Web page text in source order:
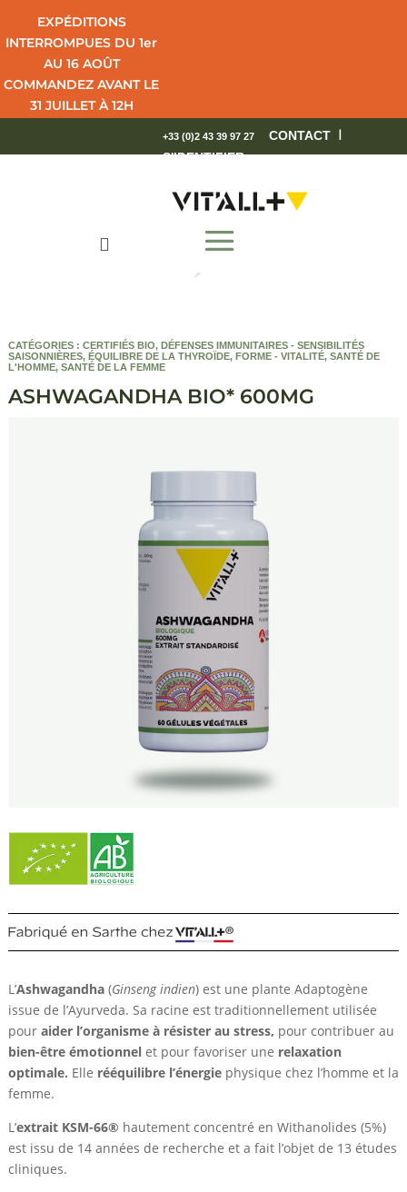
EXPÉDITIONS
INTERROMPUES DU 1er
AU 16 AOÛT
COMMANDEZ AVANT LE
31 JUILLET À 12H
+33 (0)2 43 39 97 27 CONTACT I
S'IDENTIFIER

CATÉGORIES : CERTIFIÉS BIO, DÉFENSES IMMUNITAIRES - SENSIBILITÉS
SAISONNIÈRES, ÉQUILIBRE DE LA THYROÏDE, FORME - VITALITÉ, SANTÉ DE
L'HOMME, SANTÉ DE LA FEMME
ASHWAGANDHA BIO* 600MG
L’Ashwagandha(Ginseng indien) est une plante Adaptogène
issue de l’Ayurveda. Sa racine est traditionnellement utilisée
pouraider l’organisme à résister au stress, pour contribuer au
bien-être émotionnel et pour favoriser une relaxation
optimale. Elle rééquilibre l’énergiephysique chez l’homme et la
femme.
L’extrait KSM-66® hautement concentré en Withanolides (5%)
est issu de 14 années de recherche et a fait l’objet de 13 études
cliniques.